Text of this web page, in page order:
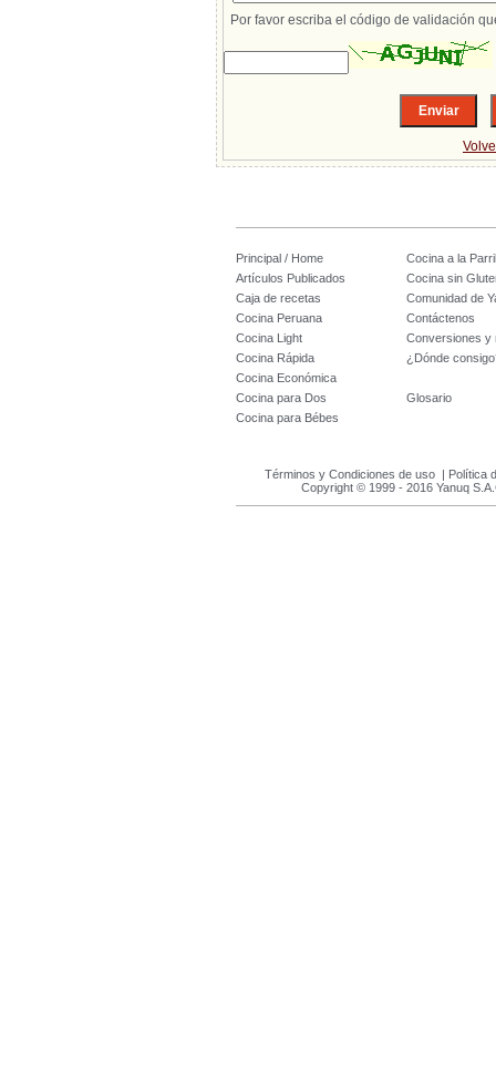
Por favor escriba el código de validación
Principal / Home
Cocina a la
Artículos Publicados
Cocina sin
Caja de recetas
Comunidad de
Cocina Peruana
Contáctenos
Cocina Light
Conversiones y
Cocina Rápida
¿Dónde
Cocina Económica
Cocina para Dos
Glosario
Cocina para Bébes
Términos y Condiciones de uso| Política
Copyright © 1999 - 2016 Yanuq